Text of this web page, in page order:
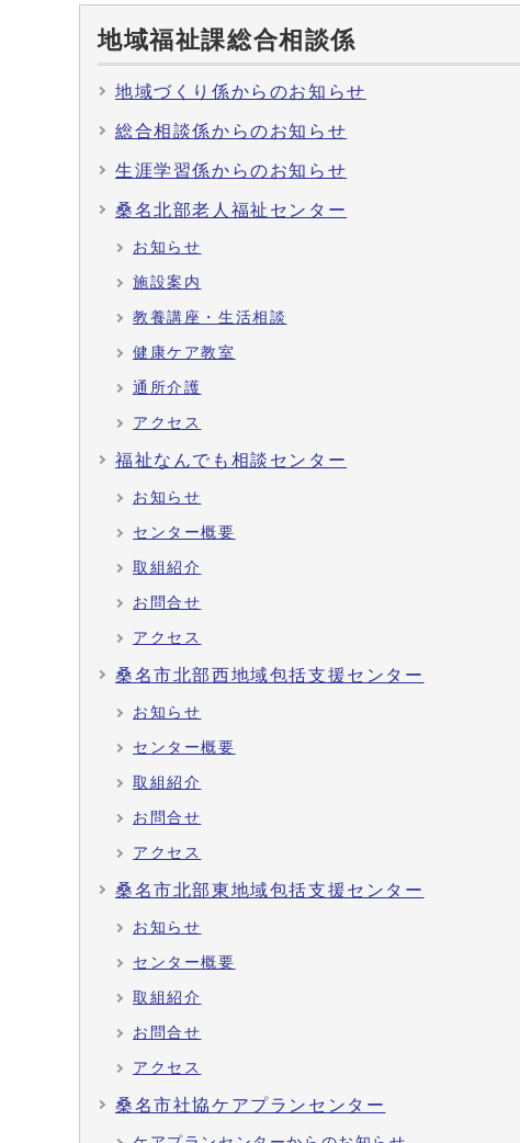
地域福祉課総合相談係
地域づくり係からのお知らせ
総合相談係からのお知らせ
生涯学習係からのお知らせ
桑名北部老人福祉センター
お知らせ
施設案内
教養講座・生活相談
健康ケア教室
通所介護
アクセス
福祉なんでも相談センター
お知らせ
センター概要
取組紹介
お問合せ
アクセス
桑名市北部西地域包括支援センター
お知らせ
センター概要
取組紹介
お問合せ
アクセス
桑名市北部東地域包括支援センター
お知らせ
センター概要
取組紹介
お問合せ
アクセス
桑名市社協ケアプランセンター